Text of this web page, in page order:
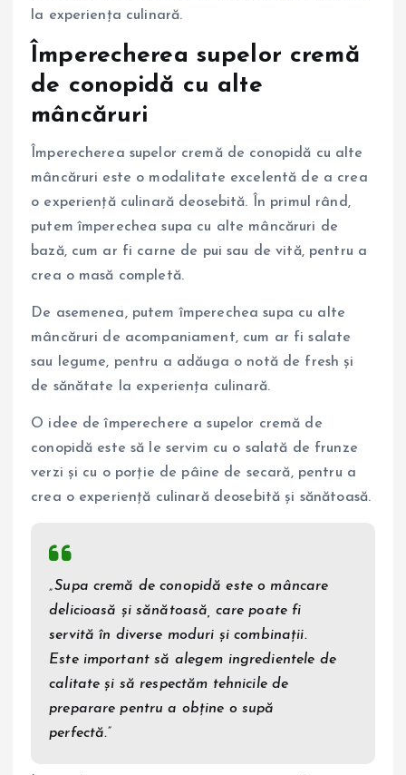
la experiența culinară.
Împerecherea supelor cremă
de conopidă cu alte
mâncăruri
Împerecherea supelor cremă de conopidă cu alte
mâncăruri este o modalitate excelentă de a crea
o experiență culinară deosebită. În primul rând,
putem împerechea supa cu alte mâncăruri de
bază, cum ar fi carne de pui sau de vită, pentru a
crea o masă completă.
De asemenea, putem împerechea supa cu alte
mâncăruri de acompaniament, cum ar fi salate
sau legume, pentru a adăuga o notă de fresh și
de sănătate la experiența culinară.
O idee de împerechere a supelor cremă de
conopidă este să le servim cu o salată de frunze
verzi și cu o porție de pâine de secară, pentru a
crea o experiență culinară deosebită și sănătoasă.
„Supa cremă de conopidă este o mâncare
delicioasă și sănătoasă, care poate fi
servită în diverse moduri și combinații.
Este important să alegem ingredientele de
calitate și să respectăm tehnicile de
preparare pentru a obține o supă
perfectă.”